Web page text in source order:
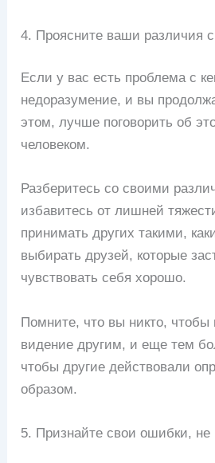
4. Проясните ваши различия
Если у вас есть проблема с
недоразумение, и вы
этом, лучше поговорить об
человеком.
Разберитесь со своими
избавитесь от лишней
принимать других такими,
выбирать друзей, которые
чувствовать себя хорошо.
Помните, что вы никто, чтобы
видение другим, и еще тем
чтобы другие действовали
образом.
5. Признайте свои ошибки, не